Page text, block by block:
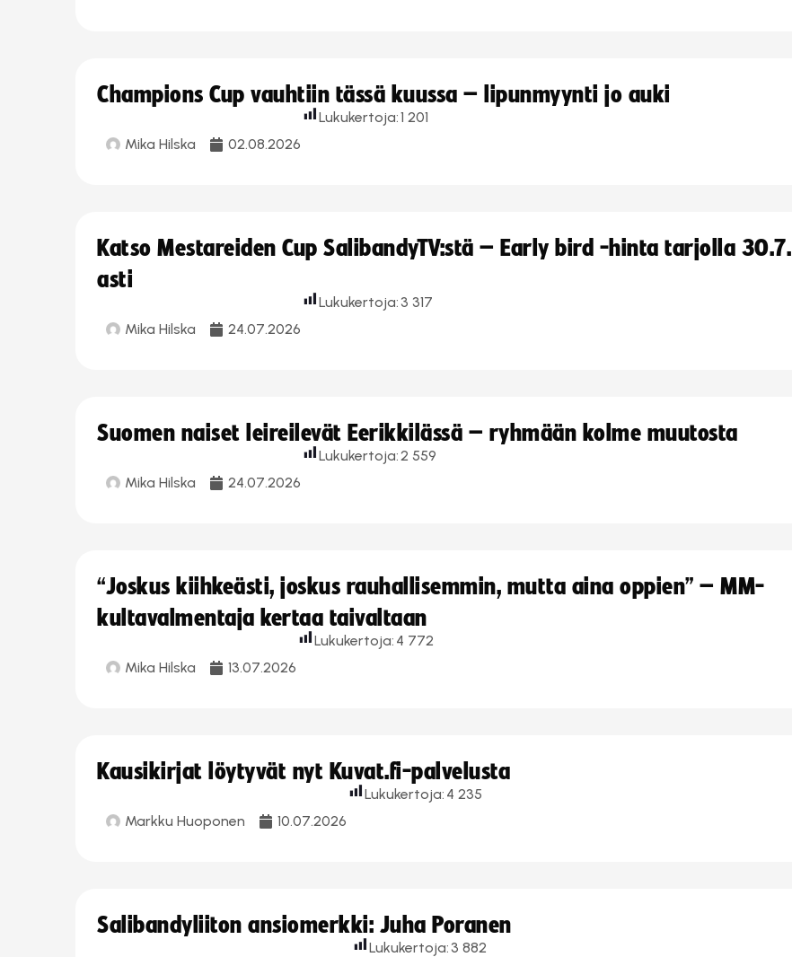
Champions Cup vauhtiin tässä kuussa – lipunmyynti jo auki
Mika Hilska 02.08.2026
Lukukertoja:1 201
Katso Mestareiden Cup SalibandyTV:stä – Early bird -hinta tarjolla 30.7.
asti
Mika Hilska 24.07.2026
Lukukertoja: 3 317
Suomen naiset leireilevät Eerikkilässä – ryhmään kolme muutosta
Mika Hilska 24.07.2026
Lukukertoja:2 559
“Joskus kiihkeästi, joskus rauhallisemmin, mutta aina oppien” – MM-
kultavalmentaja kertaa taivaltaan
Mika Hilska 13.07.2026
Lukukertoja: 4 772
Kausikirjat löytyvät nyt Kuvat.fi-palvelusta
Markku Huoponen 10.07.2026
Lukukertoja: 4 235
Salibandyliiton ansiomerkki: Juha Poranen
Lukukertoja: 3 882